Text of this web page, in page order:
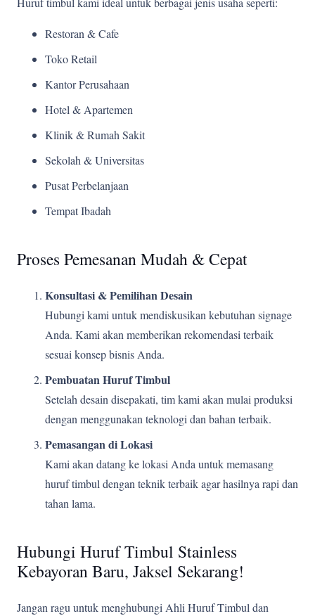
Restoran & Cafe
Toko Retail
Kantor Perusahaan
Hotel & Apartemen
Klinik & Rumah Sakit
Sekolah & Universitas
Pusat Perbelanjaan
Tempat Ibadah
Proses Pemesanan Mudah & Cepat
Konsultasi & Pemilihan Desain
Hubungi kami untuk mendiskusikan kebutuhan signage
Anda. Kami akan memberikan rekomendasi terbaik
sesuai konsep bisnis Anda.
Pembuatan Huruf Timbul
Setelah desain disepakati, tim kami akan mulai produksi
dengan menggunakan teknologi dan bahan terbaik.
Pemasangan di Lokasi
Kami akan datang ke lokasi Anda untuk memasang
huruf timbul dengan teknik terbaik agar hasilnya rapi dan
tahan lama.
Hubungi Huruf Timbul Stainless
Kebayoran Baru, Jaksel Sekarang!
Jangan ragu untuk menghubungi Ahli Huruf Timbul dan